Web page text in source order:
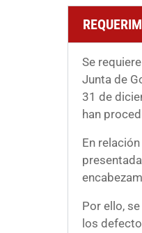
Se
Junta de
31 de
han
En
Por ello,
los